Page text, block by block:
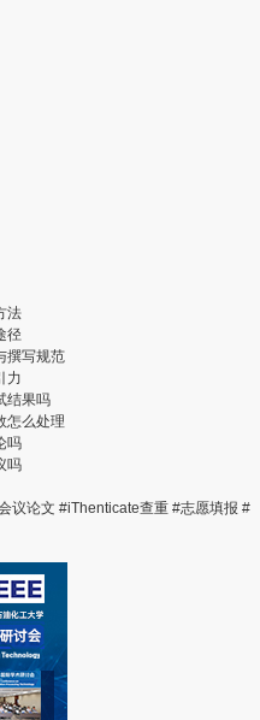
法
径
撰写规范
力
结果吗
怎么处理
吗
吗
议论文 #iThenticate查重 #志愿填报 #